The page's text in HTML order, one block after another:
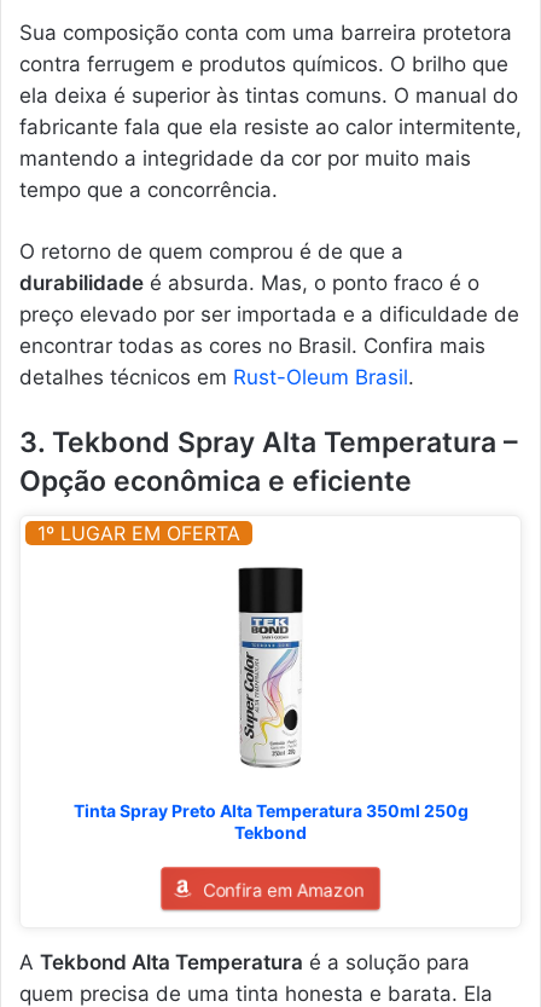
Sua composição conta com uma barreira protetora
contra ferrugem e produtos químicos. O brilho que
ela deixa é superior às tintas comuns. O manual do
fabricante fala que ela resiste ao calor intermitente,
mantendo a integridade da cor por muito mais
tempo que a concorrência.
O retorno de quem comprou é de que a
durabilidade é absurda. Mas, o ponto fraco é o
preço elevado por ser importada e a dificuldade de
encontrar todas as cores no Brasil. Confira mais
detalhes técnicos em Rust-Oleum Brasil.
3. Tekbond Spray Alta Temperatura –
Opção econômica e eficiente
1º LUGAR EM OFERTA
Tinta Spray Preto Alta Temperatura 350ml 250g
Tekbond
Confira em Amazon
A Tekbond Alta Temperatura é a solução para
quem precisa de uma tinta honesta e barata. Ela